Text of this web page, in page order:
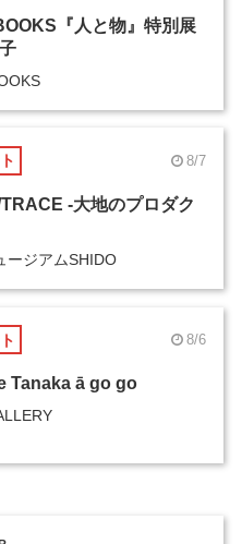
『人と物』特別展
8/7
-大地のプロダク
ージアムSHIDO
8/6
Tanaka ā go go